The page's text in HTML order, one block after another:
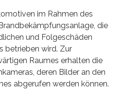
im Rahmen des
die
und Folgeschäden
betrieben wird. Zur
Raumes erhalten die
deren Bilder an den
abgerufen werden können.